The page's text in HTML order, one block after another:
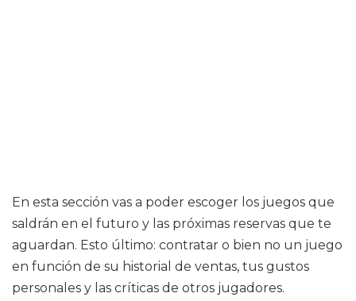
En esta sección vas a poder escoger los juegos que
saldrán en el futuro y las próximas reservas que te
aguardan. Esto último: contratar o bien no un juego
en función de su historial de ventas, tus gustos
personales y las críticas de otros jugadores.